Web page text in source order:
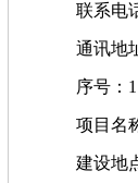
联系电话
通讯地址
序号：1
项目名称
建设地点